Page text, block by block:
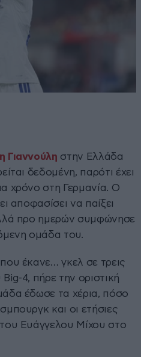
Γιαννούλη στην Ελλάδα
δεδομένη, παρότι έχει
χρόνο στη Γερμανία. Ο
αποφασίσει να παίξει
προ ημερών συμφώνησε
ομάδα του.
έκανε… γκελ σε τρεις
4, πήρε την οριστική
έδωσε τα χέρια, πόσο
και οι ετήσιες
Ευάγγελου Μίχου στο